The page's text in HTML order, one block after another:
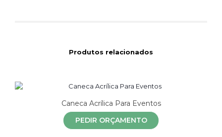
Produtos relacionados
Caneca Acrílica Para Eventos
PEDIR ORÇAMENTO